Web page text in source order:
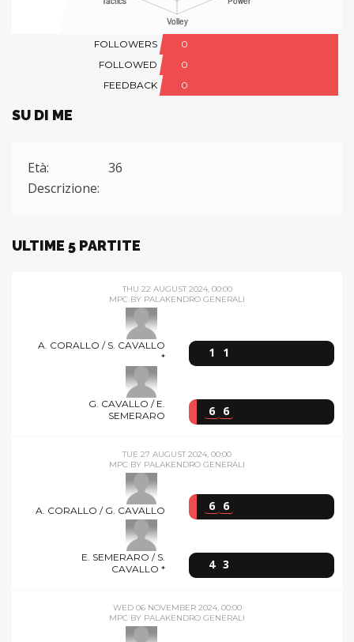
FOLLOWERS
0
FOLLOWED
0
FEEDBACK
0
SU DI ME
Età:
36
Descrizione:
ULTIME 5 PARTITE
THU 22 AUGUST 2024, 00:00
MPC BY PALAKENDRO GENERALI
A. CORALLO / S. CAVALLO
*
1 1
G. CAVALLO / E.
SEMERARO
6 6
TUE 27 AUGUST 2024, 00:00
MPC BY PALAKENDRO GENERALI
A. CORALLO / G. CAVALLO 6 6
E. SEMERARO / S.
CAVALLO *
4 3
WED 06 NOVEMBER 2024, 00:00
MPC BY PALAKENDRO GENERALI